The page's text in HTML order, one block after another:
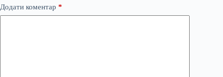
Додати коментар *